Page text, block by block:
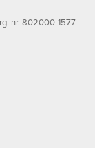
nr. 802000-1577